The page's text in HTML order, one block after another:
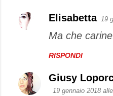
Elisabetta 19
Ma che
RISPONDI
Giusy
19 gennaio 2018